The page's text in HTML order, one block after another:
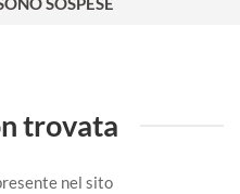
trovata
nel sito